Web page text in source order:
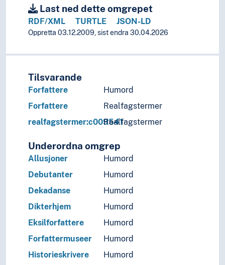
Last ned dette omgrepet
RDF/XML TURTLE JSON-LD
Oppretta 03.12.2009, sist endra 30.04.2026
Tilsvarande
Forfattere
Humord
Forfattere
Realfagstermer
realfagstermer:c009541Realfagstermer
Underordna omgrep
Allusjoner
Humord
Debutanter
Humord
Dekadanse
Humord
Dikterhjem
Humord
Eksilforfattere
Humord
Forfattermuseer
Humord
Historieskrivere
Humord